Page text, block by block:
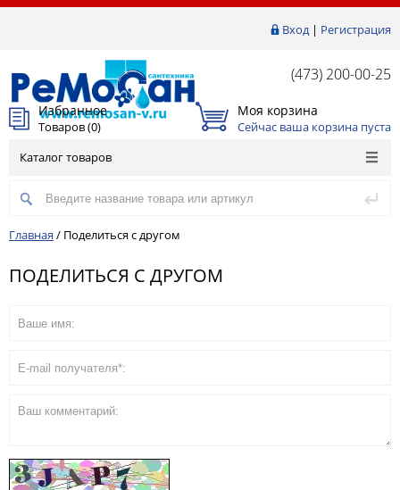
Вход| Регистрация
(473) 200-00-25
Избранное
Товаров (0)
Моя корзина
Сейчас ваша корзина пуста
Каталог товаров
Главная / Поделиться с другом
ПОДЕЛИТЬСЯ С ДРУГОМ